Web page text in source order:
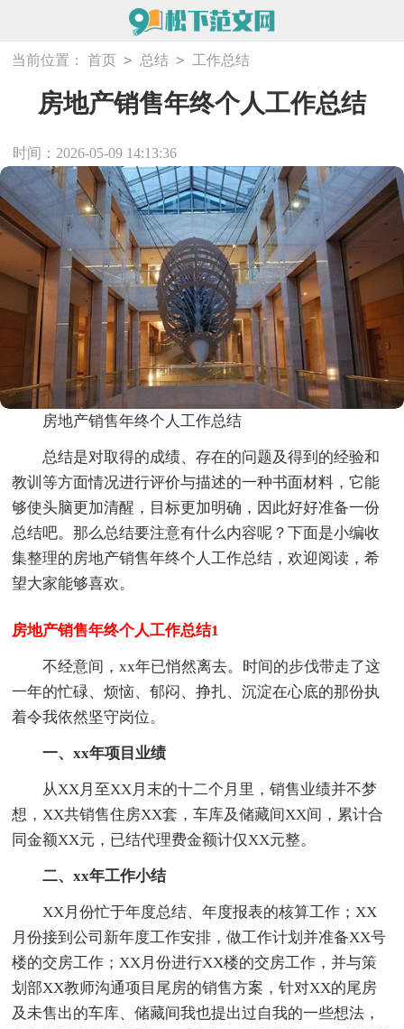
当前位置： 首页 > 总结 > 工作总结
房地产销售年终个人工作总结
时间：2026-05-09 14:13:36
房地产销售年终个人工作总结
总结是对取得的成绩、存在的问题及得到的经验和
教训等方面情况进行评价与描述的一种书面材料，它能
够使头脑更加清醒，目标更加明确，因此好好准备一份
总结吧。那么总结要注意有什么内容呢？下面是小编收
集整理的房地产销售年终个人工作总结，欢迎阅读，希
望大家能够喜欢。
房地产销售年终个人工作总结1
不经意间，xx年已悄然离去。时间的步伐带走了这
一年的忙碌、烦恼、郁闷、挣扎、沉淀在心底的那份执
着令我依然坚守岗位。
一、xx年项目业绩
从XX月至XX月末的十二个月里，销售业绩并不梦
想，XX共销售住房XX套，车库及储藏间XX间，累计合
同金额XX元，已结代理费金额计仅XX元整。
二、xx年工作小结
XX月份忙于年度总结、年度报表的核算工作；XX
月份接到公司新年度工作安排，做工作计划并准备XX号
楼的交房工作；XX月份进行XX楼的交房工作，并与策
划部XX教师沟通项目尾房的销售方案，针对XX的尾房
及未售出的车库、储藏间我也提出过自我的一些想法，